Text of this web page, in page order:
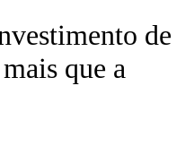
de
que a